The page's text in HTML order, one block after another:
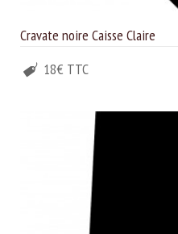
Cravate noire Caisse Claire
18€ TTC